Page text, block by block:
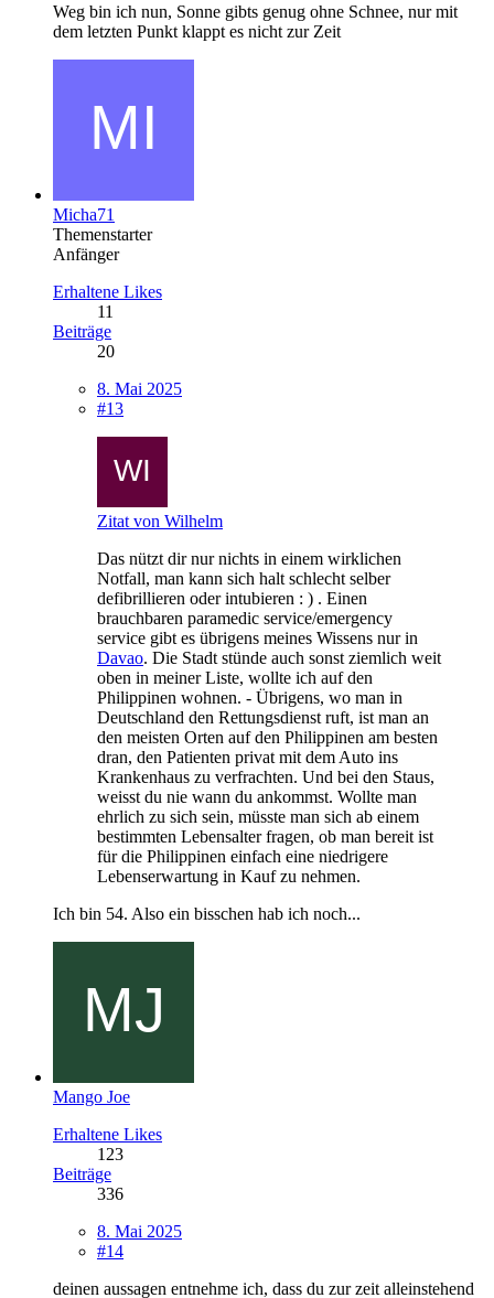
Weg bin ich nun, Sonne gibts genug ohne Schnee, nur mit
dem letzten Punkt klappt es nicht zur Zeit
Micha71
Themenstarter
Anfänger
Erhaltene Likes
11
Beiträge
20
8. Mai 2025
#13
Zitat von Wilhelm
Das nützt dir nur nichts in einem wirklichen
Notfall, man kann sich halt schlecht selber
defibrillieren oder intubieren : ) . Einen
brauchbaren paramedic service/emergency
service gibt es übrigens meines Wissens nur in
Davao. Die Stadt stünde auch sonst ziemlich weit
oben in meiner Liste, wollte ich auf den
Philippinen wohnen. - Übrigens, wo man in
Deutschland den Rettungsdienst ruft, ist man an
den meisten Orten auf den Philippinen am besten
dran, den Patienten privat mit dem Auto ins
Krankenhaus zu verfrachten. Und bei den Staus,
weisst du nie wann du ankommst. Wollte man
ehrlich zu sich sein, müsste man sich ab einem
bestimmten Lebensalter fragen, ob man bereit ist
für die Philippinen einfach eine niedrigere
Lebenserwartung in Kauf zu nehmen.
Ich bin 54. Also ein bisschen hab ich noch...
Mango Joe
Erhaltene Likes
123
Beiträge
336
8. Mai 2025
#14
deinen aussagen entnehme ich, dass du zur zeit alleinstehend